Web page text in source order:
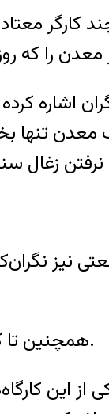
کارگر
نیز
همچنین تا کنون کارگا‌ه‌های زیادی برای پیشگیری از اعتیاد در شهرهای صنعتی کرج و اصفهان برگزار شده است.
از این